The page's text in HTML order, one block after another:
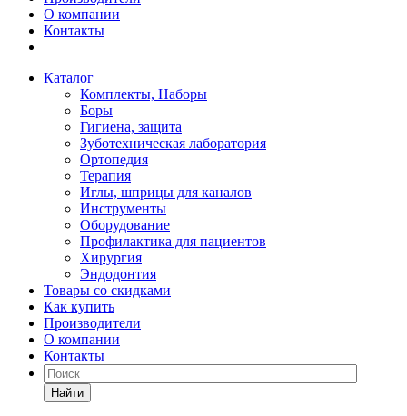
О компании
Контакты
Каталог
Комплекты, Наборы
Боры
Гигиена, защита
Зуботехническая лаборатория
Ортопедия
Терапия
Иглы, шприцы для каналов
Инструменты
Оборудование
Профилактика для пациентов
Хирургия
Эндодонтия
Товары со скидками
Как купить
Производители
О компании
Контакты
Найти